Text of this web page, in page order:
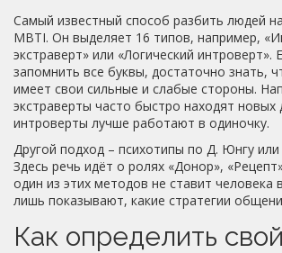
Самый известный способ разбить людей
MBTI. Он выделяет 16 типов, например,
экстраверт» или «Логический интроверт».
запомнить все буквы, достаточно знать,
имеет свои сильные и слабые стороны.
экстраверты часто быстро находят новых
интроверты лучше работают в одиночку.
Другой подход – психотипы по Д. Юнгу или
Здесь речь идёт о ролях «Донор»,
один из этих методов не ставит человека
лишь показывают, какие стратегии
Как определить